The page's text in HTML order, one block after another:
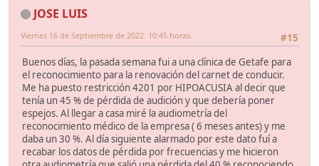
JOSE LUIS
#15
Viernes 16 de Septiembre de 2022. 10:45 horas.
Buenos días, la pasada semana fui a una clínica de Getafe para
el reconocimiento para la renovación del carnet de conducir.
Me ha puesto restricción 4201 por HIPOACUSIA al decir que
tenía un 45 % de pérdida de audición y que debería poner
espejos. Al llegar a casa miré la audiometría del
reconocimiento médico de la empresa ( 6 meses antes) y me
daba un 30 %. Al día siguiente alarmado por este dato fuí a
recabar los datos de pérdida por frecuencias y me hicieron